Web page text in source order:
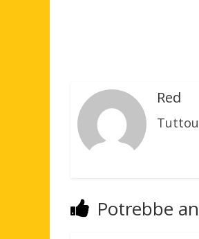
Red
Potrebbe